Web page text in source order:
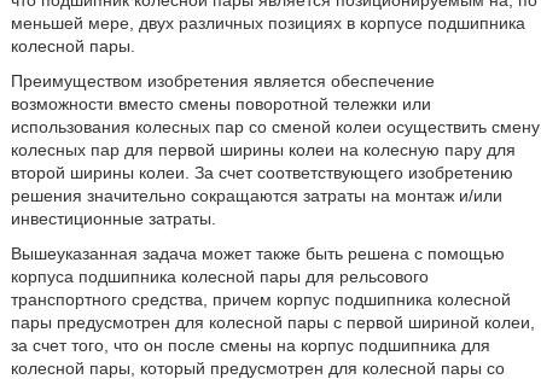
меньшей мере, двух различных позициях в корпусе подшипника
колесной пары.
Преимуществом изобретения является обеспечение
возможности вместо смены поворотной тележки или
использования колесных пар со сменой колеи осуществить смену
колесных пар для первой ширины колеи на колесную пару для
второй ширины колеи. За счет соответствующего изобретению
решения значительно сокращаются затраты на монтаж и/или
инвестиционные затраты.
Вышеуказанная задача может также быть решена с помощью
корпуса подшипника колесной пары для рельсового
транспортного средства, причем корпус подшипника колесной
пары предусмотрен для колесной пары с первой шириной колеи,
за счет того, что он после смены на корпус подшипника для
колесной пары, который предусмотрен для колесной пары со